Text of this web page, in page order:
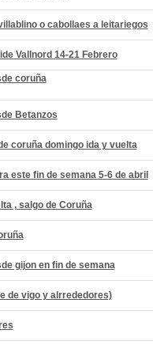
o cabollaes a leitariegos
Vallnord 14-21 Febrero
coruña
Betanzos
coruña domingo ida y vuelta
este fin de semana 5-6 de abril
, salgo de Coruña
gijon en fin de semana
de vigo y alrrededores)